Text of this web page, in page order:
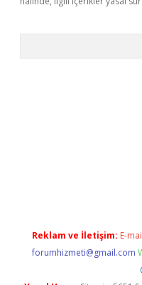
Reklam ve İletişim: E-
forumhizmeti@gmail.com